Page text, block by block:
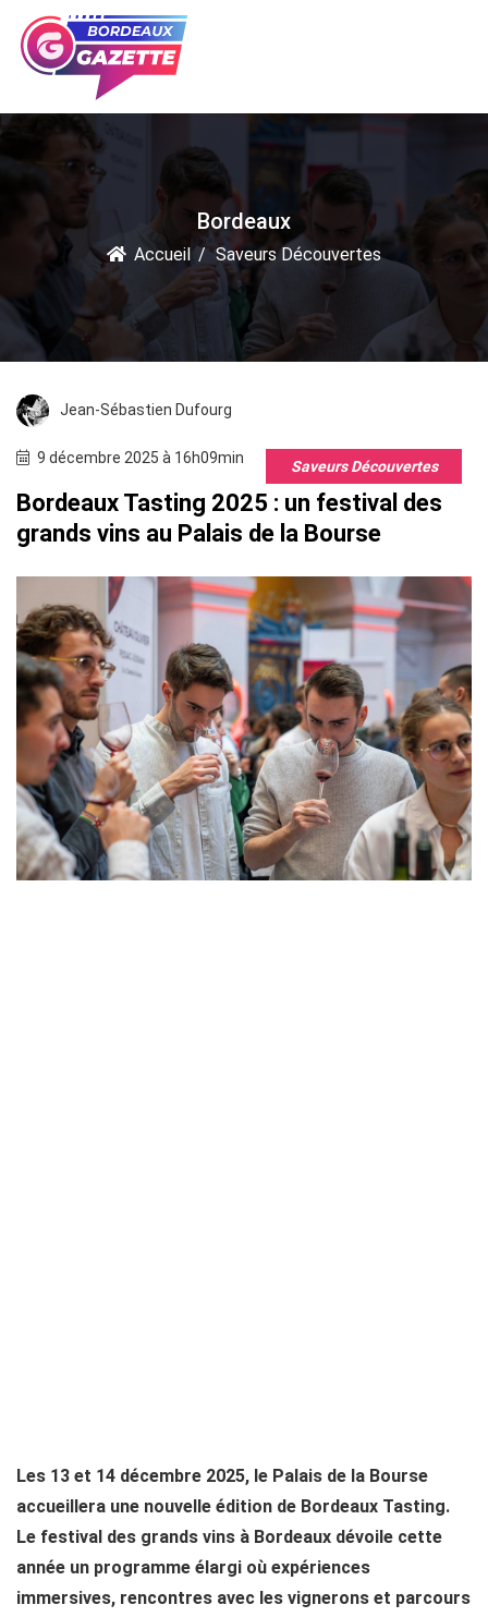
Bordeaux
Accueil Saveurs Découvertes
Jean-Sébastien Dufourg
9 décembre 2025 à 16h09min Saveurs Découvertes
Bordeaux Tasting 2025 : un festival des
grands vins au Palais de la Bourse
Les 13 et 14 décembre 2025, le Palais de la Bourse
accueillera une nouvelle édition de Bordeaux Tasting.
Le festival des grands vins à Bordeaux dévoile cette
année un programme élargi où expériences
immersives, rencontres avec les vignerons et parcours